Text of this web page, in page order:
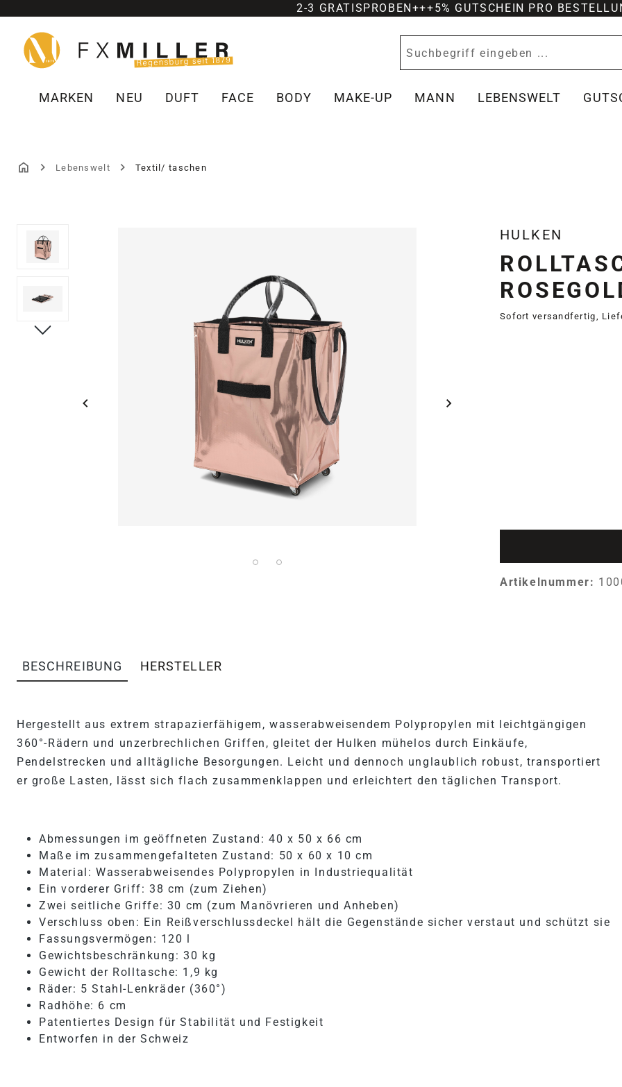
Hauptinhalt springen
Zur Suche springen
Zur Hauptnavigation springen
2-3 GRATISPROBEN+++5% GUTSCHEIN PRO
MARKEN NEU DUFT FACE BODY MAKE-UP MANN LEBENSWELT
Lebenswelt Textil/ taschen
HULKEN
Sofort versandfertig,
Artikelnummer:
BESCHREIBUNG HERSTELLER
PRODUKTINFORMATIONEN "ROLLTASCHE - LARGE,
Hergestellt aus extrem strapazierfähigem, wasserabweisendem Polypropylen mit leichtgängigen
360°-Rädern und unzerbrechlichen Griffen, gleitet der Hulken mühelos durch Einkäufe,
Pendelstrecken und alltägliche Besorgungen. Leicht und dennoch unglaublich robust, transportiert
er große Lasten, lässt sich flach zusammenklappen und erleichtert den täglichen Transport.
Abmessungen im geöffneten Zustand: 40 x 50 x 66 cm
Maße im zusammengefalteten Zustand: 50 x 60 x 10 cm
Material: Wasserabweisendes Polypropylen in Industriequalität
Ein vorderer Griff: 38 cm (zum Ziehen)
Zwei seitliche Griffe: 30 cm (zum Manövrieren und Anheben)
Verschluss oben: Ein Reißverschlussdeckel hält die Gegenstände sicher verstaut und schützt sie
Fassungsvermögen: 120 l
Gewichtsbeschränkung: 30 kg
Gewicht der Rolltasche: 1,9 kg
Räder: 5 Stahl-Lenkräder (360°)
Radhöhe: 6 cm
Patentiertes Design für Stabilität und Festigkeit
Entworfen in der Schweiz